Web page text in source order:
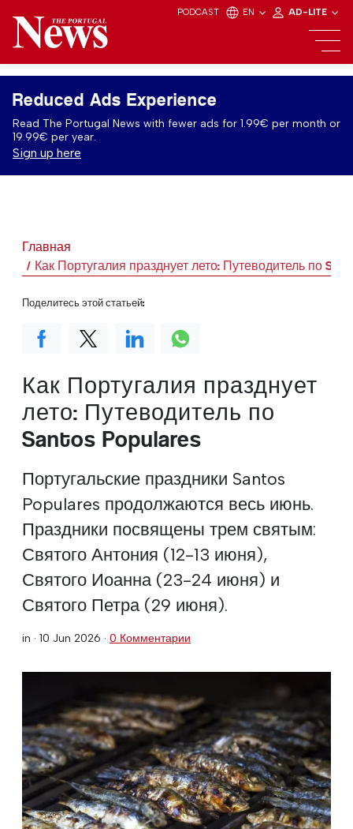
PODCAST EN AD-LITE
Reduced Ads Experience
Read The Portugal News with fewer ads for 1.99€ per month or
19.99€ per year.
Sign up here
Главная
Как Португалия празднует лето: Путеводитель по
Как Португалия празднует
лето: Путеводитель по
Santos Populares
Португальские праздники Santos
Populares продолжаются весь июнь.
Праздники посвящены трем святым:
Святого Антония (12-13 июня),
Святого Иоанна (23-24 июня) и
Святого Петра (29 июня).
in · 10 Jun 2026 · 0 Комментарии
Поделитесь этой статьей: